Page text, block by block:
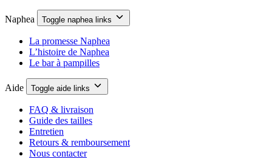
Naphea Toggle naphea links
La promesse Naphea
L’histoire de Naphea
Le bar à pampilles
Aide Toggle aide links
FAQ & livraison
Guide des tailles
Entretien
Retours & remboursement
Nous contacter